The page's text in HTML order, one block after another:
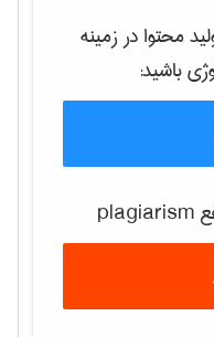
محتوا در زمینه
باشید: